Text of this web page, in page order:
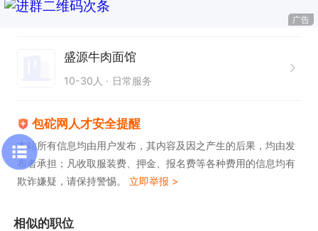
广告
盛源牛肉面馆
10-30人 日常服务
包砣网人才安全提醒
本站所有信息均由用户发布，其内容及因之产生的后果，均由发
布者承担；凡收取服装费、押金、报名费等各种费用的信息均有
欺诈嫌疑，请保持警惕。 立即举报 >
相似的职位